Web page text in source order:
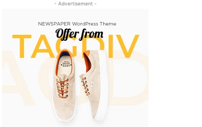
- Advertisement -